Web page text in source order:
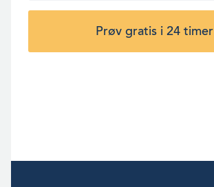
Prøv gratis i 24 timer